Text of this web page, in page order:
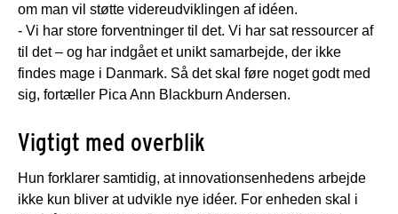
om man vil støtte videreudviklingen af idéen.
- Vi har store forventninger til det. Vi har sat ressourcer af
til det – og har indgået et unikt samarbejde, der ikke
findes mage i Danmark. Så det skal føre noget godt med
sig, fortæller Pica Ann Blackburn Andersen.
Vigtigt med overblik
Hun forklarer samtidig, at innovationsenhedens arbejde
ikke kun bliver at udvikle nye idéer. For enheden skal i